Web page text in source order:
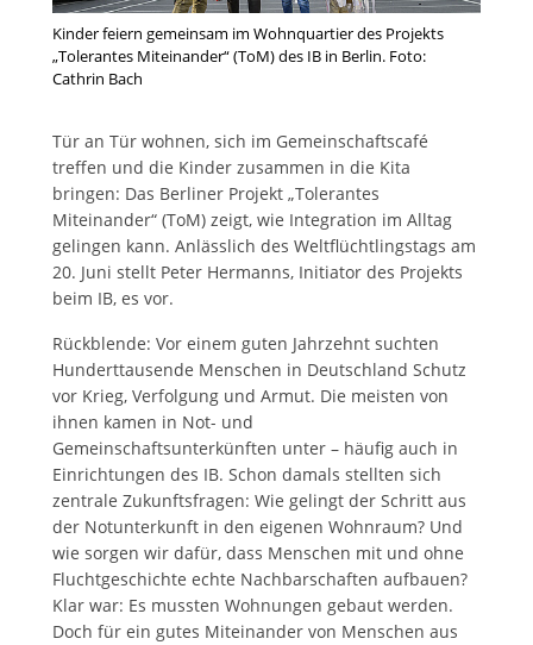
Kinder feiern gemeinsam im Wohnquartier des Projekts
„Tolerantes Miteinander“ (ToM) des IB in Berlin. Foto:
Cathrin Bach
Tür an Tür wohnen, sich im Gemeinschaftscafé
treffen und die Kinder zusammen in die Kita
bringen: Das Berliner Projekt „Tolerantes
Miteinander“ (ToM) zeigt, wie Integration im Alltag
gelingen kann. Anlässlich des Weltflüchtlingstags am
20. Juni stellt Peter Hermanns, Initiator des Projekts
beim IB, es vor.
Rückblende: Vor einem guten Jahrzehnt suchten
Hunderttausende Menschen in Deutschland Schutz
vor Krieg, Verfolgung und Armut. Die meisten von
ihnen kamen in Not- und
Gemeinschaftsunterkünften unter – häufig auch in
Einrichtungen des IB. Schon damals stellten sich
zentrale Zukunftsfragen: Wie gelingt der Schritt aus
der Notunterkunft in den eigenen Wohnraum? Und
wie sorgen wir dafür, dass Menschen mit und ohne
Fluchtgeschichte echte Nachbarschaften aufbauen?
Klar war: Es mussten Wohnungen gebaut werden.
Doch für ein gutes Miteinander von Menschen aus